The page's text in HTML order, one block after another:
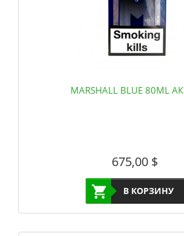
MARSHALL BLUE 80ML
675,00$
В КОРЗИНУ